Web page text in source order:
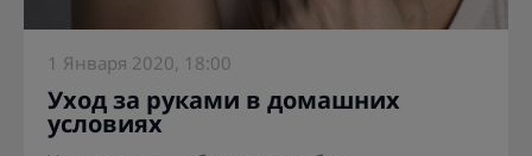
1 Января 2020, 18:00
Уход за руками в домашних
условиях